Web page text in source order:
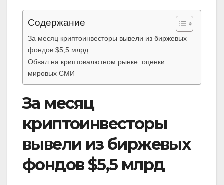
Содержание
За месяц криптоинвесторы вывели из биржевых
фондов $5,5 млрд
Обвал на криптовалютном рынке: оценки
мировых СМИ
За месяц
криптоинвесторы
вывели из биржевых
фондов $5,5 млрд